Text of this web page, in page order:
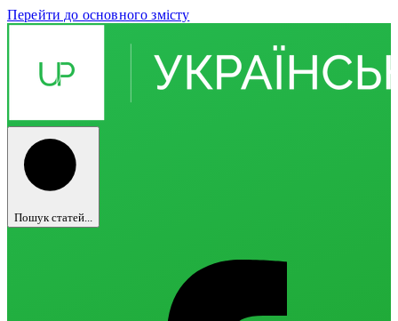
Перейти до основного змісту
Пошук статей...